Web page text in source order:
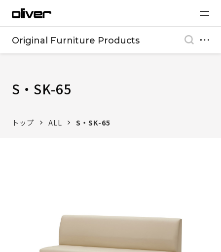
Original Furniture Products
S・SK-65
トップ ALL S・SK-65